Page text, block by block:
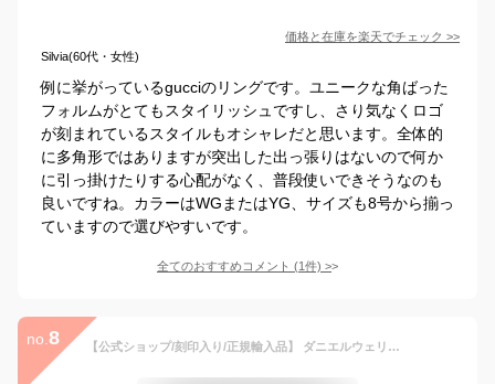
価格と在庫を楽天でチェック >>
Silvia(60代・女性)
例に挙がっているgucciのリングです。ユニークな角ばった
フォルムがとてもスタイリッシュですし、さり気なくロゴ
が刻まれているスタイルもオシャレだと思います。全体的
に多角形ではありますが突出した出っ張りはないので何か
に引っ掛けたりする心配がなく、普段使いできそうなのも
良いですね。カラーはWGまたはYG、サイズも8号から揃っ
ていますので選びやすいです。
全てのおすすめコメント (1件) >
no. 8 【公式ショップ/刻印入り/正規輸入品】 ダニエルウェリントン DW レディース/メンズ リング 指輪 アクセサリー ジュエリー Elan Ring Rose gold 60 JP サイズ 19mm ローズゴールド エラン ギフト プレゼント ブランド 人気 シンプル おしゃれ インスタ映え 彼女 彼氏